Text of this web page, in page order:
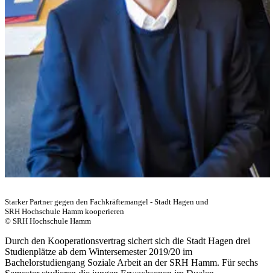
Starker Partner gegen den Fachkräftemangel - Stadt Hagen und
SRH Hochschule Hamm kooperieren
© SRH Hochschule Hamm
Durch den Kooperationsvertrag sichert sich die Stadt Hagen drei
Studienplätze ab dem Wintersemester 2019/20 im
Bachelorstudiengang Soziale Arbeit an der SRH Hamm. Für sechs